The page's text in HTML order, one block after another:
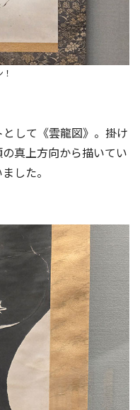
して《雲龍図》。掛け
真上方向から描いてい
した。